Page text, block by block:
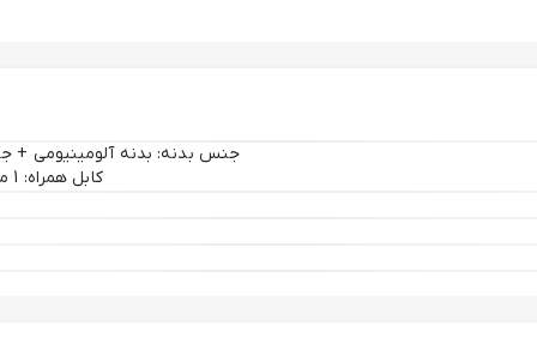
کابل همراه: 1 متر Type-A to Type-B چیپست: VL817 کلید های جداگانه برای هر پورت